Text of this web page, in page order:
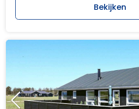
Bekijken